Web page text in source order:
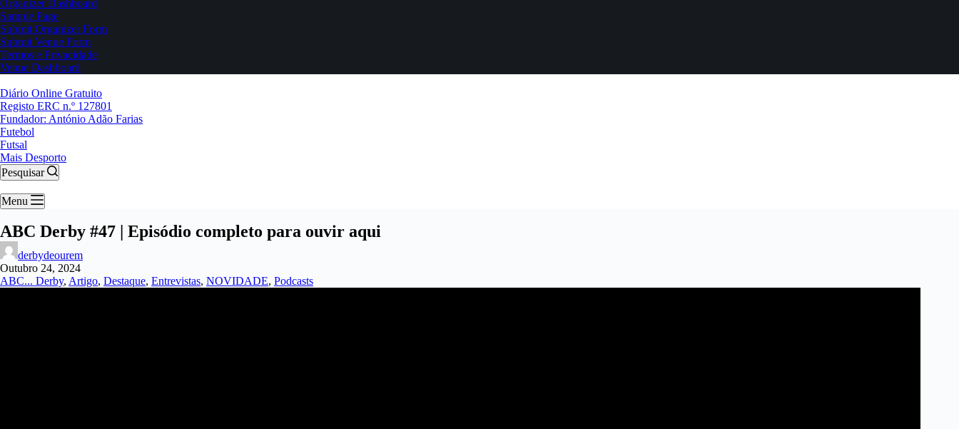
Organizer Dashboard
Sample Page
Submit Organizer Form
Submit Venue Form
Termos e Privacidade
Venue Dashboard
Diário Online Gratuito
Registo ERC n.º 127801
Fundador: António Adão Farias
Futebol
Futsal
Mais Desporto
Pesquisar
Menu
ABC Derby #47 | Episódio completo para ouvir aqui
derbydeourem
Outubro 24, 2024
ABC... Derby, Artigo, Destaque, Entrevistas, NOVIDADE, Podcasts